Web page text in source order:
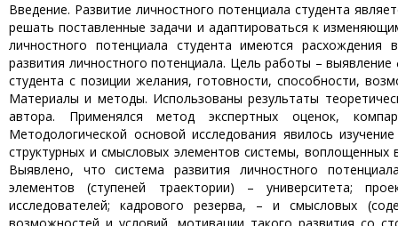
Введение. Развитие личностного потенциала студента
решать поставленные задачи и адаптироваться к
личностного потенциала студента имеются
развития личностного потенциала. Цель работы –
студента с позиции желания, готовности, способности,
Материалы и методы. Использованы результаты
автора. Применялся метод экспертных оценок,
Методологической основой исследования явилось
структурных и смысловых элементов системы, воплощенных
Выявлено, что система развития личностного
элементов (ступеней траектории) – университета;
исследователей; кадрового резерва, – и смысловых